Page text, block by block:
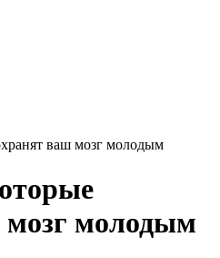
ваш мозг молодым
мозг молодым